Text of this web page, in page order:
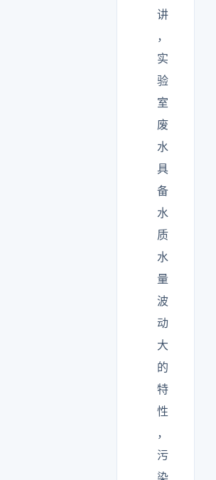
讲
，
实
验
室
废
水
具
备
水
质
水
量
波
动
大
的
特
性
，
污
染